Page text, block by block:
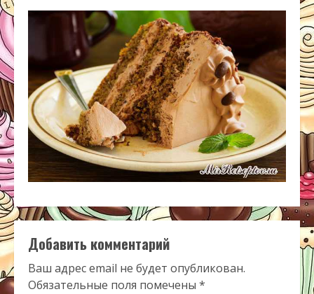
Добавить комментарий
Ваш адрес email не будет опубликован.
Обязательные поля помечены *